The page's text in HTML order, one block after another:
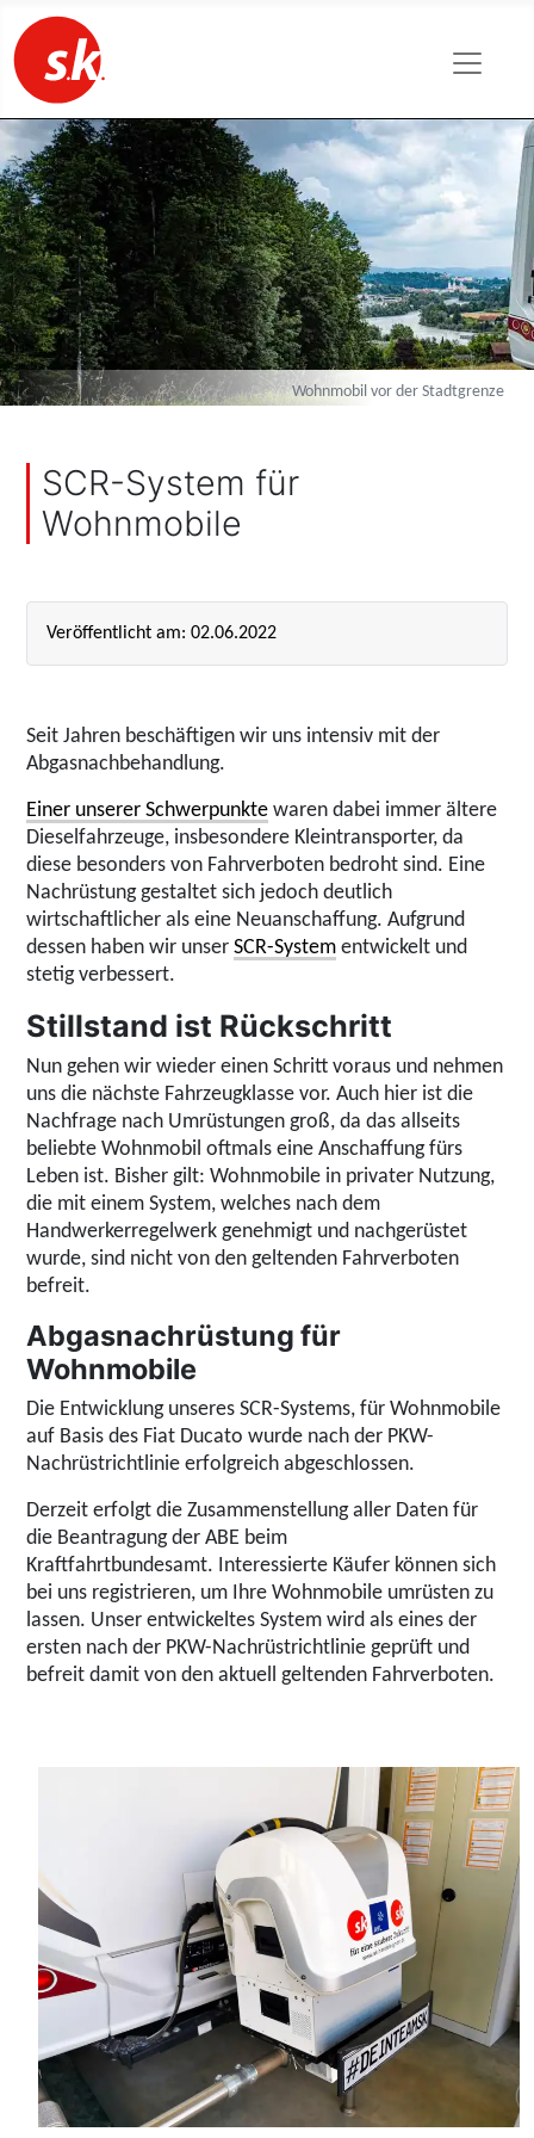
Wohnmobil vor der Stadtgrenze
SCR-System für
Wohnmobile
Veröffentlicht am: 02.06.2022
Seit Jahren beschäftigen wir uns intensiv mit der
Abgasnachbehandlung.
Einer unserer Schwerpunkte waren dabei immer ältere
Dieselfahrzeuge, insbesondere Kleintransporter, da
diese besonders von Fahrverboten bedroht sind. Eine
Nachrüstung gestaltet sich jedoch deutlich
wirtschaftlicher als eine Neuanschaffung. Aufgrund
dessen haben wir unserSCR-System entwickelt und
stetig verbessert.
Stillstand ist Rückschritt
Nun gehen wir wieder einen Schritt voraus und nehmen
uns die nächste Fahrzeugklasse vor. Auch hier ist die
Nachfrage nach Umrüstungen groß, da das allseits
beliebte Wohnmobil oftmals eine Anschaffung fürs
Leben ist. Bisher gilt: Wohnmobile in privater Nutzung,
die mit einem System, welches nach dem
Handwerkerregelwerk genehmigt und nachgerüstet
wurde, sind nicht von den geltenden Fahrverboten
befreit.
Abgasnachrüstung für
Wohnmobile
Die Entwicklung unseres SCR-Systems, für Wohnmobile
auf Basis des Fiat Ducato wurde nach der PKW-
Nachrüstrichtlinie erfolgreich abgeschlossen.
Derzeit erfolgt die Zusammenstellung aller Daten für
die Beantragung der ABE beim
Kraftfahrtbundesamt. Interessierte Käufer können sich
bei uns registrieren, um Ihre Wohnmobile umrüsten zu
lassen. Unser entwickeltes System wird als eines der
ersten nach der PKW-Nachrüstrichtlinie geprüft und
befreit damit von den aktuell geltenden Fahrverboten.